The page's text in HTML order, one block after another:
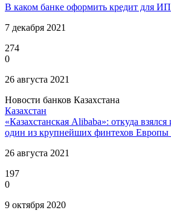
В каком банке оформить кредит для ИП
7 декабря 2021
274
0
26 августа 2021
Новости банков Казахстана
Казахстан
«Казахстанская Alibaba»: откуда
один из крупнейших финтехов Европы
26 августа 2021
197
0
9 октября 2020